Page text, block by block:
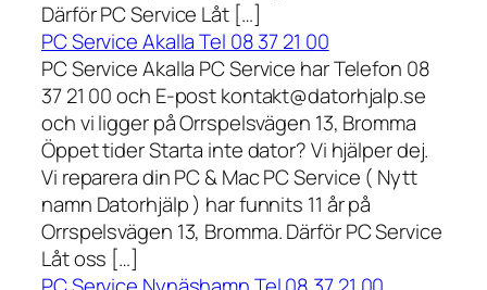
Därför PC Service Låt […]
PC Service Akalla Tel 08 37 21 00
PC Service Akalla PC Service har Telefon 08
37 21 00 och E-post kontakt@datorhjalp.se
och vi ligger på Orrspelsvägen 13, Bromma
Öppet tider Starta inte dator? Vi hjälper dej.
Vi reparera din PC & Mac PC Service ( Nytt
namn Datorhjälp ) har funnits 11 år på
Orrspelsvägen 13, Bromma. Därför PC Service
Låt oss […]